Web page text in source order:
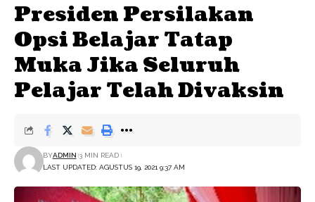
Presiden Persilakan
Opsi Belajar Tatap
Muka Jika Seluruh
Pelajar Telah Divaksin
LAST UPDATED: AGUSTUS 19, 2021 9:37 AM
BYADMIN 3 MIN READ